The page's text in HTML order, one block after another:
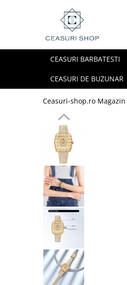
CEASURI BARBATESTI
CEASURI DE BUZUNAR
Ceasuri-shop.ro